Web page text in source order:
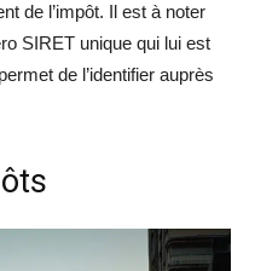
de l’impôt. Il est à noter
SIRET unique qui lui est
de l’identifier auprès